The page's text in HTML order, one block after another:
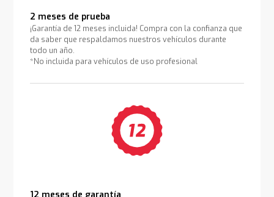
2 meses de prueba
¡Garantía de 12 meses incluida! Compra con la confianza que
da saber que respaldamos nuestros vehículos durante
todo un año.
*No incluida para vehículos de uso profesional